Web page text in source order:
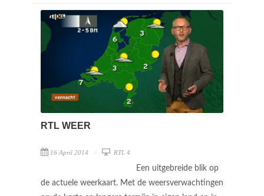
RTL WEER
16 April 2014 RTL 4
Een uitgebreide blik op
de actuele weerkaart. Met de weersverwachtingen